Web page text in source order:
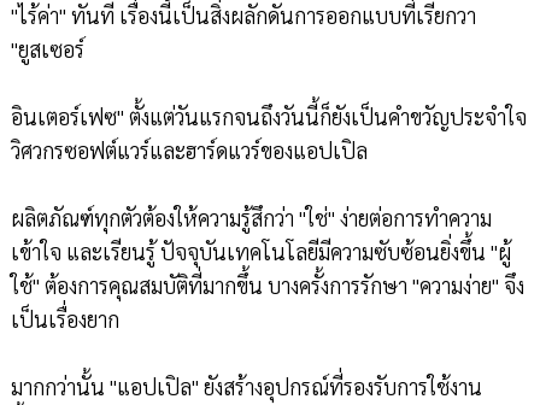
"ไร้ค่า" ทันที เรื่องนี้เป็นสิ่งผลักดันการออกแบบที่เรียกวา
"ยูสเซอร์
อินเตอร์เฟซ" ตั้งแต่วันแรกจนถึงวันนี้ก็ยังเป็นคำขวัญประจำใจ
วิศวกรซอฟต์แวร์และฮาร์ดแวร์ของแอปเปิล
ผลิตภัณฑ์ทุกตัวต้องให้ความรู้สึกว่า "ใช่" ง่ายต่อการทำความ
เข้าใจ และเรียนรู้ ปัจจุบันเทคโนโลยีมีความซับซ้อนยิ่งขึ้น "ผู้
ใช้" ต้องการคุณสมบัติที่มากขึ้น บางครั้งการรักษา "ความง่าย" จึง
เป็นเรื่องยาก
มากกว่านั้น "แอปเปิล" ยังสร้างอุปกรณ์ที่รองรับการใช้งาน